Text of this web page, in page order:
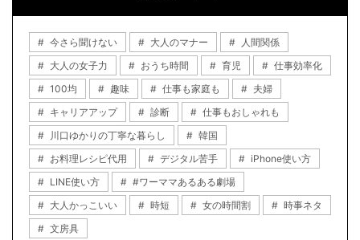
今さら聞けない 大人のマナー
人間関係
大人の女子力
おうち時間 育児
仕事効率化
100均
趣味 仕事も家庭も
夫婦
キャリアアップ
診断
仕事もおしゃれも
川口ゆかりの丁寧な暮らし
韓国
お料理レシピ代用
デジタル苦手
iPhone使い方
LINE使い方
#ワーママあるある劇場
大人かっこいい
時短 女の時間割
時事ネタ
文房具